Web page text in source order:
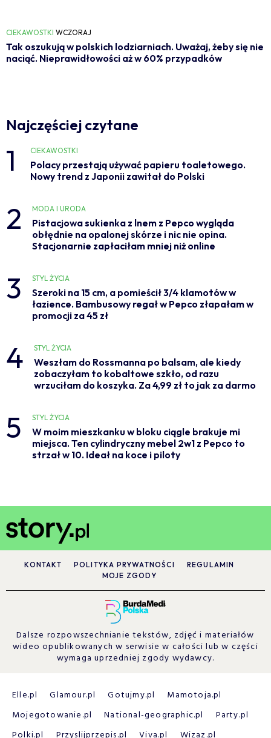
CIEKAWOSTKI WCZORAJ
Tak oszukują w polskich lodziarniach. Uważaj, żeby się nie
naciąć. Nieprawidłowości aż w 60% przypadków
Najczęściej czytane
1 CIEKAWOSTKI
Polacy przestają używać papieru toaletowego.
Nowy trend z Japonii zawitał do Polski
2 MODA I URODA
Pistacjowa sukienka z lnem z Pepco wygląda
obłędnie na opalonej skórze i nic nie opina.
Stacjonarnie zapłaciłam mniej niż online
3 STYL ŻYCIA
Szeroki na 15 cm, a pomieścił 3/4 klamotów w
łazience. Bambusowy regał w Pepco złapałam w
promocji za 45 zł
4 STYL ŻYCIA
Weszłam do Rossmanna po balsam, ale kiedy
zobaczyłam to kobaltowe szkło, od razu
wrzuciłam do koszyka. Za 4,99 zł to jak za darmo
5 STYL ŻYCIA
W moim mieszkanku w bloku ciągle brakuje mi
miejsca. Ten cylindryczny mebel 2w1 z Pepco to
strzał w 10. Ideał na koce i piloty
KONTAKT POLITYKA PRYWATNOŚCI
REGULAMIN
MOJE ZGODY
Dalsze rozpowszechnianie tekstów, zdjęć i materiałów
wideo opublikowanych w serwisie w całości lub w części
wymaga uprzedniej zgody wydawcy.
Elle.pl Glamour.pl Gotujmy.pl
Mamotoja.pl
Mojegotowanie.pl
National-geographic.pl
Party.pl
Polki.pl
Przyslijprzepis.pl Viva.pl Wizaz.pl